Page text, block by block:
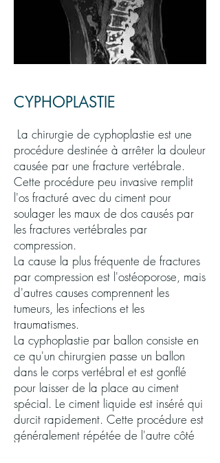
CYPHOPLASTIE
La chirurgie de cyphoplastie est une
procédure destinée à arrêter la douleur
causée par une fracture vertébrale.
Cette procédure peu invasive remplit
l'os fracturé avec du ciment pour
soulager les maux de dos causés par
les fractures vertébrales par
compression.
La cause la plus fréquente de fractures
par compression est l'ostéoporose, mais
d'autres causes comprennent les
tumeurs, les infections et les
traumatismes.
La cyphoplastie par ballon consiste en
ce qu'un chirurgien passe un ballon
dans le corps vertébral et est gonflé
pour laisser de la place au ciment
spécial. Le ciment liquide est inséré qui
durcit rapidement. Cette procédure est
généralement répétée de l'autre côté